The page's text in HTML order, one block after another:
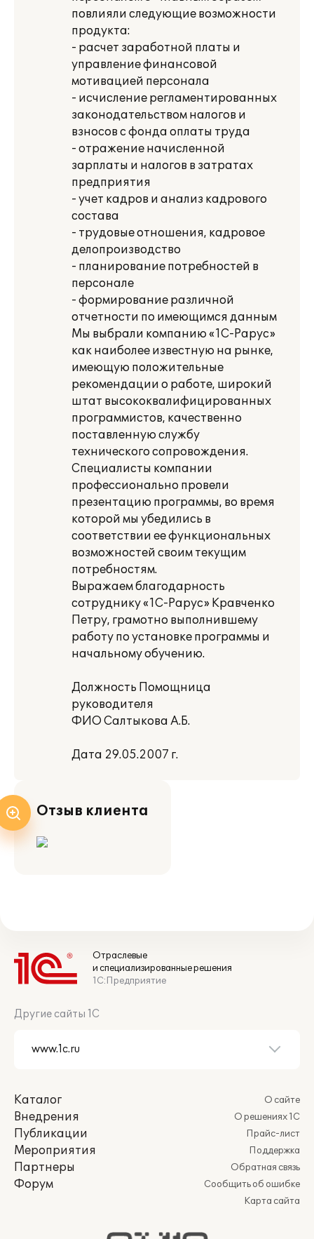
повлияли следующие возможности
продукта:
- расчет заработной платы и
управление финансовой
мотивацией персонала
- исчисление регламентированных
законодательством налогов и
взносов с фонда оплаты труда
- отражение начисленной
зарплаты и налогов в затратах
предприятия
- учет кадров и анализ кадрового
состава
- трудовые отношения, кадровое
делопроизводство
- планирование потребностей в
персонале
- формирование различной
отчетности по имеющимся данным
Мы выбрали компанию «1С-Рарус»
как наиболее известную на рынке,
имеющую положительные
рекомендации о работе, широкий
штат высококвалифицированных
программистов, качественно
поставленную службу
технического сопровождения.
Специалисты компании
профессионально провели
презентацию программы, во время
которой мы убедились в
соответствии ее функциональных
возможностей своим текущим
потребностям.
Выражаем благодарность
сотруднику «1С-Рарус» Кравченко
Петру, грамотно выполнившему
работу по установке программы и
начальному обучению.
Должность Помощница
руководителя
ФИО Салтыкова А.Б.
Дата 29.05.2007 г.
Отзыв клиента
Отраслевые
и специализированные решения
1С:Предприятие
Другие сайты 1С
Каталог
Внедрения
Публикации
Мероприятия
Партнеры
Форум
О сайте
О решениях 1С
Прайс-лист
Поддержка
Обратная связь
Сообщить об ошибке
Карта сайта